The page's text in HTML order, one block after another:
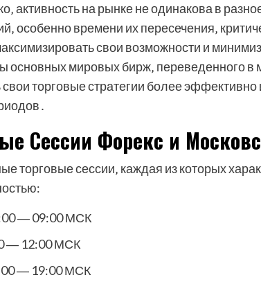
активность на рынке не одинакова в
особенно времени их пересечения‚
свои возможности и
мировых бирж‚ переведенного в
торговые стратегии более эффективно
Сессии Форекс и
торговые сессии‚ каждая из которых
― 09:00 МСК
― 12:00 МСК
― 19:00 МСК